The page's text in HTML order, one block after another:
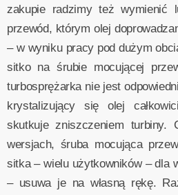
zakupie radzimy też wymienić
przewód, którym olej
– w wyniku pracy pod dużym
sitko na śrubie mocującej
turbosprężarka nie jest
krystalizujący się olej
skutkuje zniszczeniem turbiny.
wersjach, śruba mocująca
sitka – wielu użytkowników – dla
– usuwa je na własną rękę.